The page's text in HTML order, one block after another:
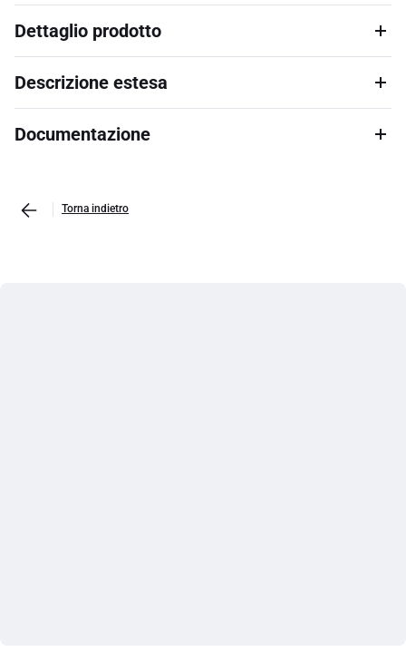
Dettaglio prodotto
Descrizione estesa
Documentazione
Torna indietro